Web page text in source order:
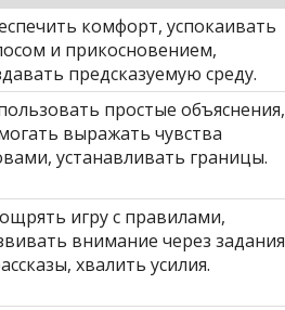
комфорт, успокаивать
и прикосновением,
предсказуемую среду.
простые объяснения,
выражать чувства
устанавливать границы.
игру с правилами,
внимание через задания
хвалить усилия.